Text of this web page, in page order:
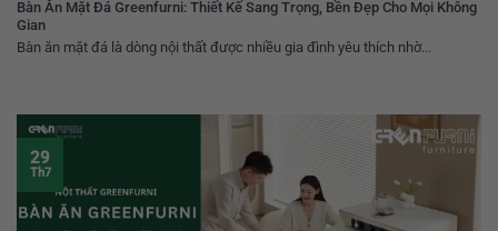
Bàn Ăn Mặt Đá Greenfurni: Thiết Kế Sang Trọng, Bền Đẹp Cho Mọi Không
Gian
Bàn ăn mặt đá là dòng nội thất được nhiều gia đình yêu thích nhờ...
29
Th7